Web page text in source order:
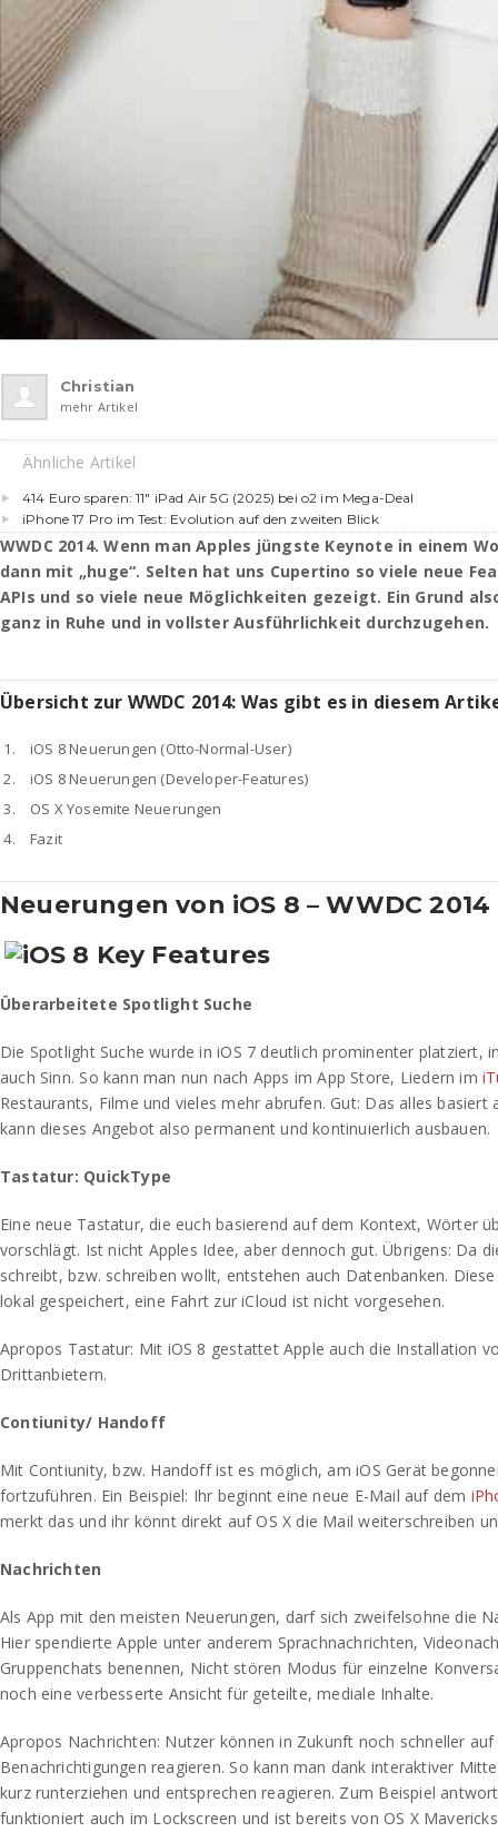
Christian
mehr Artikel
Ähnliche Artikel
414 Euro sparen: 11″ iPad Air 5G (2025) bei o2 im Mega-Deal
iPhone 17 Pro im Test: Evolution auf den zweiten Blick
WWDC 2014. Wenn man Apples jüngste Keynote in einem
dann mit „huge“. Selten hat uns Cupertino so viele neue
APIs und so viele neue Möglichkeiten gezeigt. Ein Grund
ganz in Ruhe und in vollster Ausführlichkeit durchzugehen.
Übersicht zur WWDC 2014: Was gibt es in diesem
iOS 8 Neuerungen (Otto-Normal-User)
iOS 8 Neuerungen (Developer-Features)
OS X Yosemite Neuerungen
Fazit
Neuerungen von iOS 8 – WWDC 2014
Überarbeitete Spotlight Suche
Die Spotlight Suche wurde in iOS 7 deutlich prominenter platziert,
auch Sinn. So kann man nun nach Apps im App Store, Liedern im
Restaurants, Filme und vieles mehr abrufen. Gut: Das alles basiert
kann dieses Angebot also permanent und kontinuierlich ausbauen.
Tastatur: QuickType
Eine neue Tastatur, die euch basierend auf dem Kontext, Wörter
vorschlägt. Ist nicht Apples Idee, aber dennoch gut. Übrigens: Da
schreibt, bzw. schreiben wollt, entstehen auch Datenbanken.
lokal gespeichert, eine Fahrt zur iCloud ist nicht vorgesehen.
Apropos Tastatur: Mit iOS 8 gestattet Apple auch die Installation
Drittanbietern.
Contiunity/ Handoff
Mit Contiunity, bzw. Handoff ist es möglich, am iOS Gerät
fortzuführen. Ein Beispiel: Ihr beginnt eine neue E-Mail auf dem
merkt das und ihr könnt direkt auf OS X die Mail weiterschreiben
Nachrichten
Als App mit den meisten Neuerungen, darf sich zweifelsohne die
Hier spendierte Apple unter anderem Sprachnachrichten,
Gruppenchats benennen, Nicht stören Modus für einzelne
noch eine verbesserte Ansicht für geteilte, mediale Inhalte.
Apropos Nachrichten: Nutzer können in Zukunft noch schneller auf
Benachrichtigungen reagieren. So kann man dank interaktiver
kurz runterziehen und entsprechen reagieren. Zum Beispiel
funktioniert auch im Lockscreen und ist bereits von OS X